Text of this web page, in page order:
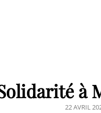
à
POSTED
22 AVRIL